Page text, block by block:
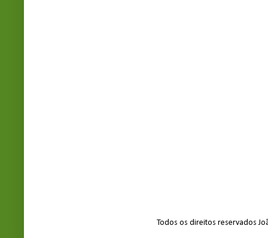
Todos os direitos reservados